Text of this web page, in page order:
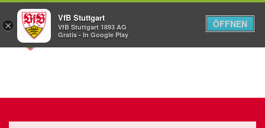
Menü
×
VfB Stuttgart
VfB Stuttgart 1893 AG
Gratis - In Google Play
ÖFFNEN